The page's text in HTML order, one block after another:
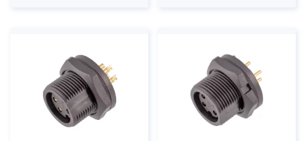
Umber of Cores：2、
3、4、5、6、7、8、10、
12ピン
終了方法：PCB
シールド：いいえ
Umber of Cores：2、
3、4、5、6、7、8ピン
終了方法：はんだ
シールド：いいえ